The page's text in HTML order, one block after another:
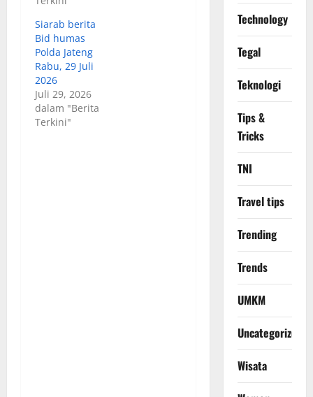
Siarab berita
Bid humas
Polda Jateng
Rabu, 29 Juli
2026
Juli 29, 2026
dalam "Berita
Terkini"
Technology
Tegal
Teknologi
Tips &
Tricks
TNI
Travel tips
Trending
Trends
UMKM
Uncategorized
Wisata